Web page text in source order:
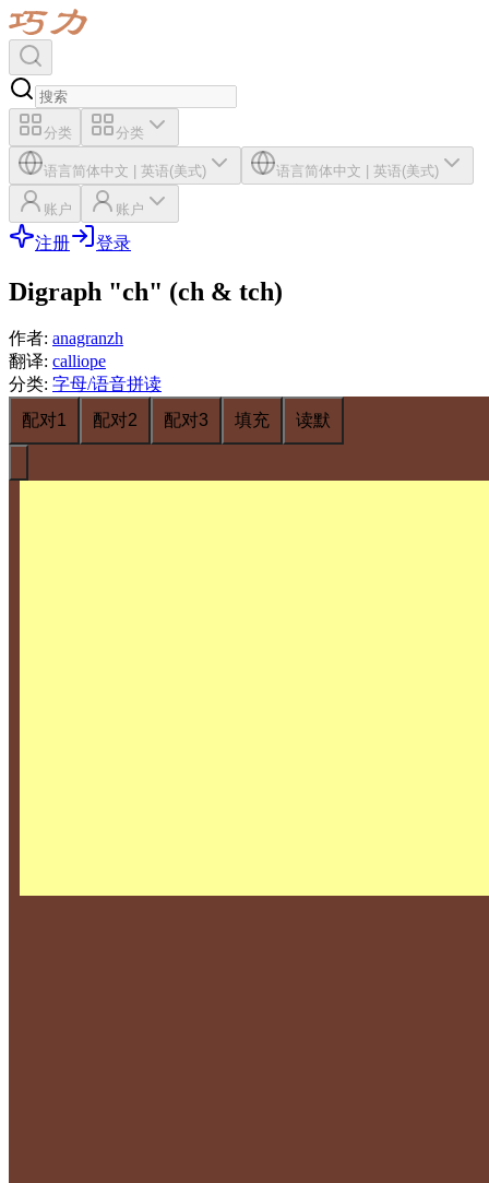
分类 分类
语言简体中文 | 英语(美式) 语言简体中文 | 英语(美式)
账户 账户
注册 登录
Digraph "ch" (ch & tch)
作者: anagranzh
翻译: calliope
分类: 字母/语音拼读
配对1
配对2 配对3 填充 读默